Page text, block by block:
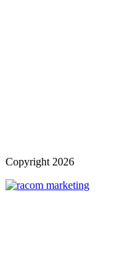
Copyright 2026